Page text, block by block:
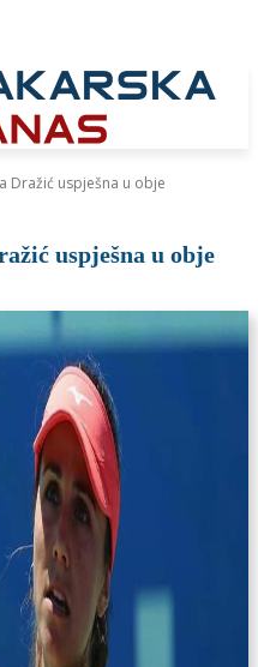
Dražić uspješna u obje
uspješna u obje